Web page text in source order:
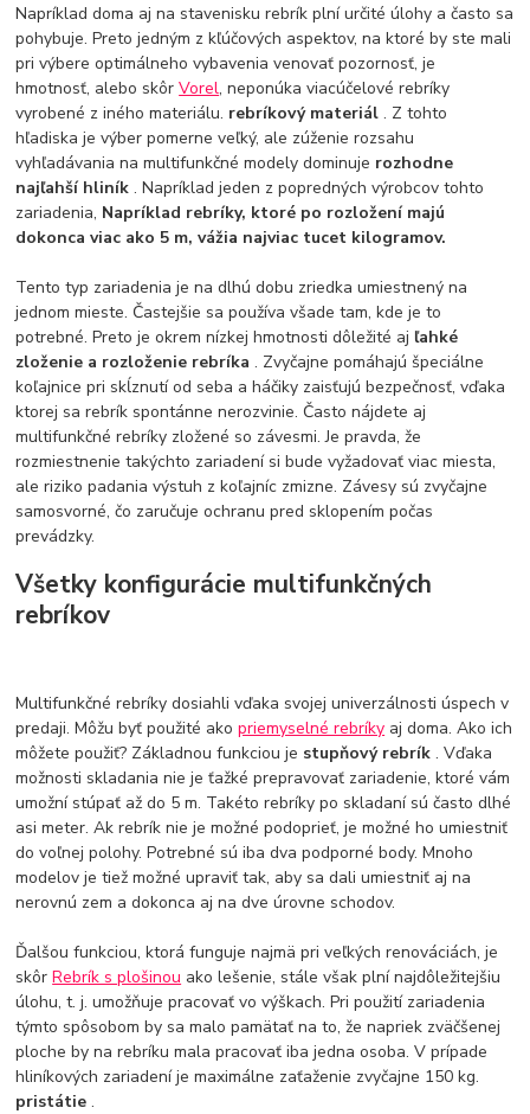
Napríklad doma aj na stavenisku rebrík plní určité úlohy a často sa
pohybuje. Preto jedným z kľúčových aspektov, na ktoré by ste mali
pri výbere optimálneho vybavenia venovať pozornosť, je
hmotnosť, alebo skôrVorel, neponúka viacúčelové rebríky
vyrobené z iného materiálu. rebríkový materiál. Z tohto
hľadiska je výber pomerne veľký, ale zúženie rozsahu
vyhľadávania na multifunkčné modely dominuje rozhodne
najľahší hliník. Napríklad jeden z popredných výrobcov tohto
zariadenia, Napríklad rebríky, ktoré po rozložení majú
dokonca viac ako 5 m, vážia najviac tucet kilogramov.
Tento typ zariadenia je na dlhú dobu zriedka umiestnený na
jednom mieste. Častejšie sa používa všade tam, kde je to
potrebné. Preto je okrem nízkej hmotnosti dôležité aj ľahké
zloženie a rozloženie rebríka. Zvyčajne pomáhajú špeciálne
koľajnice pri skĺznutí od seba a háčiky zaisťujú bezpečnosť, vďaka
ktorej sa rebrík spontánne nerozvinie. Často nájdete aj
multifunkčné rebríky zložené so závesmi. Je pravda, že
rozmiestnenie takýchto zariadení si bude vyžadovať viac miesta,
ale riziko padania výstuh z koľajníc zmizne. Závesy sú zvyčajne
samosvorné, čo zaručuje ochranu pred sklopením počas
prevádzky.
Všetky konfigurácie multifunkčných
rebríkov
Multifunkčné rebríky dosiahli vďaka svojej univerzálnosti úspech v
predaji. Môžu byť použité akopriemyselné rebríky aj doma. Ako ich
môžete použiť? Základnou funkciou je stupňový rebrík. Vďaka
možnosti skladania nie je ťažké prepravovať zariadenie, ktoré vám
umožní stúpať až do 5 m. Takéto rebríky po skladaní sú často dlhé
asi meter. Ak rebrík nie je možné podoprieť, je možné ho umiestniť
do voľnej polohy. Potrebné sú iba dva podporné body. Mnoho
modelov je tiež možné upraviť tak, aby sa dali umiestniť aj na
nerovnú zem a dokonca aj na dve úrovne schodov.
Ďalšou funkciou, ktorá funguje najmä pri veľkých renováciách, je
skôrRebrík s plošinou ako lešenie, stále však plní najdôležitejšiu
úlohu, t. j. umožňuje pracovať vo výškach. Pri použití zariadenia
týmto spôsobom by sa malo pamätať na to, že napriek zväčšenej
ploche by na rebríku mala pracovať iba jedna osoba. V prípade
hliníkových zariadení je maximálne zaťaženie zvyčajne 150 kg.
pristátie.